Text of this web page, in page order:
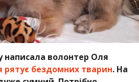
лапку, навіть
надію, що лікування собаці